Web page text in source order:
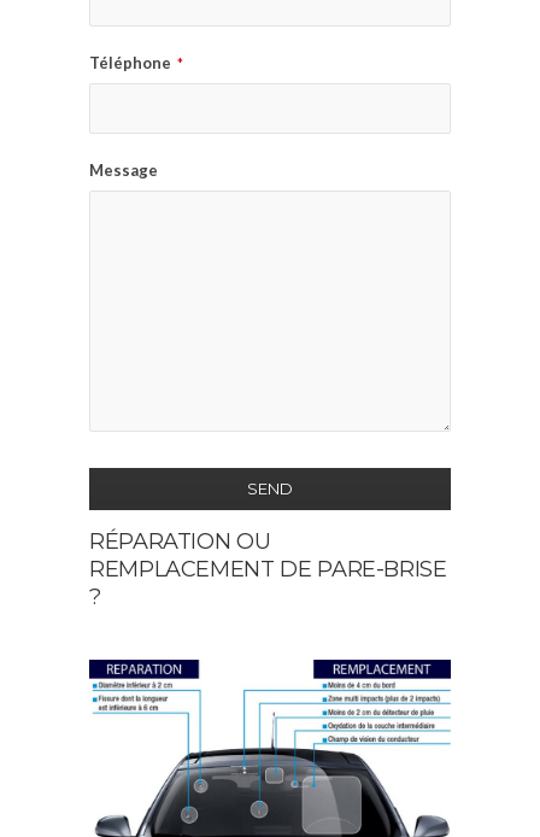
Téléphone *
Message
SEND
This
field
should
left
blank
RÉPARATION OU
REMPLACEMENT DE PARE-BRISE
?